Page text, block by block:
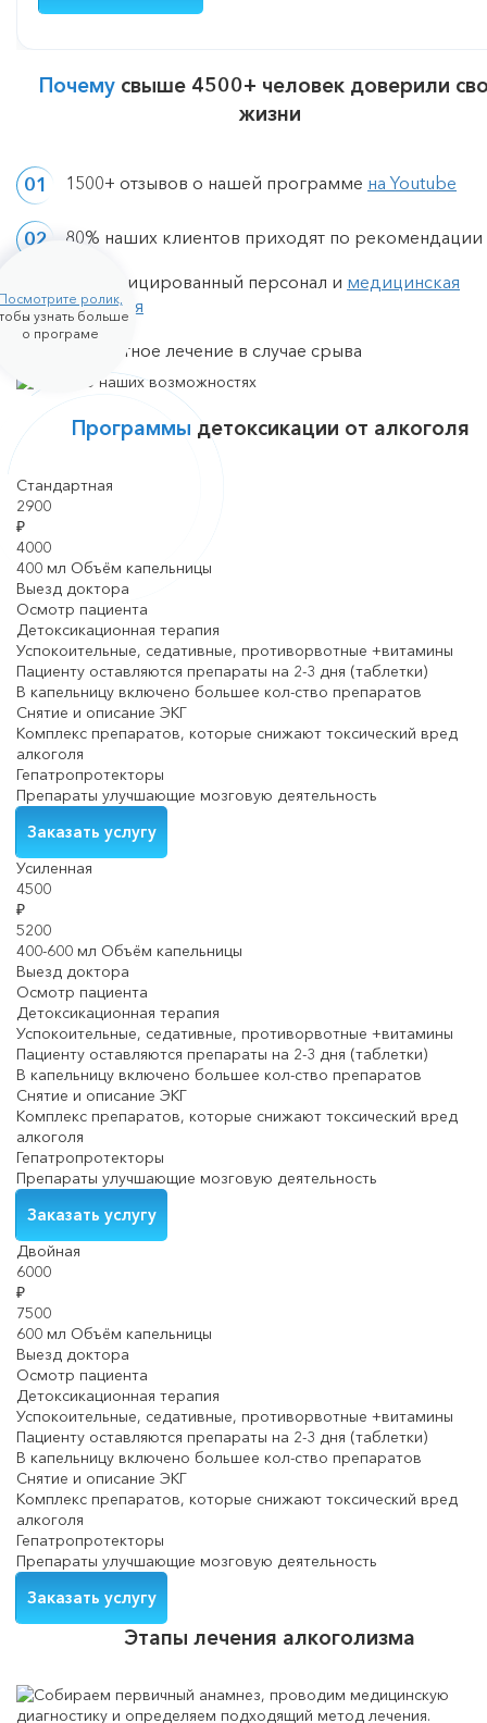
Почему свыше 4500+ человек доверили
жизни
1500+ отзывов о нашей программе на Youtube
80% наших клиентов приходят по рекомендации
Квалифицированный персонал и медицинская
лицензия
Бесплатное лечение в случае срыва
ролик,
узнать больше
о програме
Программы детоксикации от алкоголя
Стандартная
2900
₽
4000
400 мл Объём капельницы
Выезд доктора
Осмотр пациента
Детоксикационная терапия
Успокоительные, седативные, противорвотные +витамины
Пациенту оставляются препараты на 2-3 дня (таблетки)
В капельницу включено большее кол-ство препаратов
Снятие и описание ЭКГ
Комплекс препаратов, которые снижают токсический вред
алкоголя
Гепатропротекторы
Препараты улучшающие мозговую деятельность
Заказать услугу
Усиленная
4500
₽
5200
400-600 мл Объём капельницы
Выезд доктора
Осмотр пациента
Детоксикационная терапия
Успокоительные, седативные, противорвотные +витамины
Пациенту оставляются препараты на 2-3 дня (таблетки)
В капельницу включено большее кол-ство препаратов
Снятие и описание ЭКГ
Комплекс препаратов, которые снижают токсический вред
алкоголя
Гепатропротекторы
Препараты улучшающие мозговую деятельность
Заказать услугу
Двойная
6000
₽
7500
600 мл Объём капельницы
Выезд доктора
Осмотр пациента
Детоксикационная терапия
Успокоительные, седативные, противорвотные +витамины
Пациенту оставляются препараты на 2-3 дня (таблетки)
В капельницу включено большее кол-ство препаратов
Снятие и описание ЭКГ
Комплекс препаратов, которые снижают токсический вред
алкоголя
Гепатропротекторы
Препараты улучшающие мозговую деятельность
Заказать услугу
Этапы лечения алкоголизма